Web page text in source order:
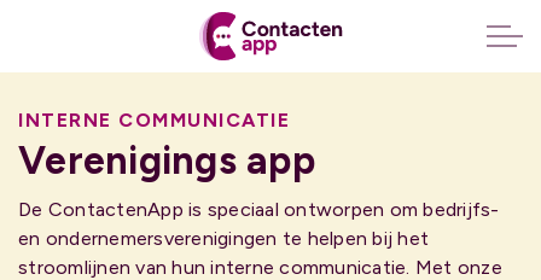
INTERNE COMMUNICATIE
Verenigings app
De ContactenApp is speciaal ontworpen om bedrijfs-
en ondernemersverenigingen te helpen bij het
stroomlijnen van hun interne communicatie. Met onze